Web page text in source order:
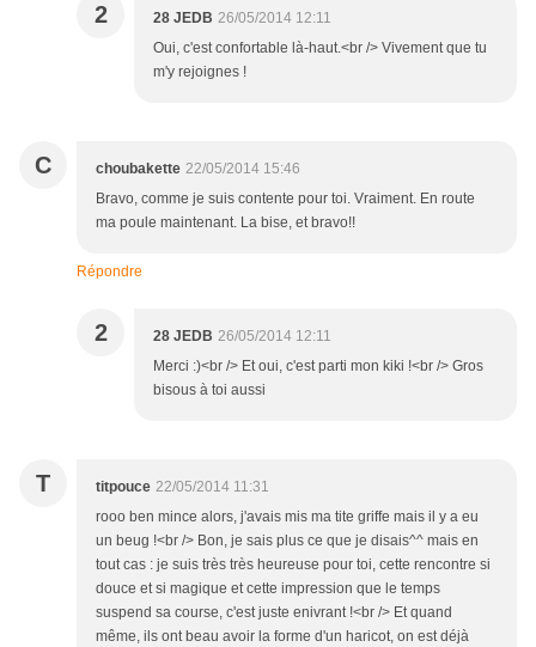
2 28 JEDB 26/05/2014 12:11
Oui, c'est confortable là-haut.<br /> Vivement que tu
m'y rejoignes !
C choubakette 22/05/2014 15:46
Bravo, comme je suis contente pour toi. Vraiment. En route
ma poule maintenant. La bise, et bravo!!
Répondre
2 28 JEDB 26/05/2014 12:11
Merci :)<br /> Et oui, c'est parti mon kiki !<br /> Gros
bisous à toi aussi
T titpouce 22/05/2014 11:31
rooo ben mince alors, j'avais mis ma tite griffe mais il y a eu
un beug !<br /> Bon, je sais plus ce que je disais^^ mais en
tout cas : je suis très très heureuse pour toi, cette rencontre si
douce et si magique et cette impression que le temps
suspend sa course, c'est juste enivrant !<br /> Et quand
même, ils ont beau avoir la forme d'un haricot, on est déjà